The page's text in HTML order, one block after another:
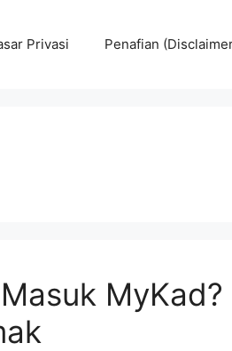
Privasi Penafian
MyKad?